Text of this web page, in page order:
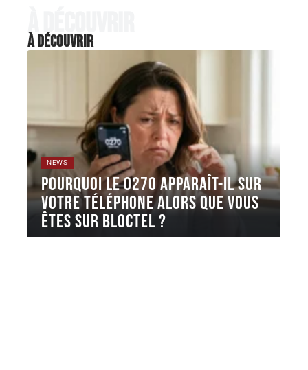
À découvrir
À découvrir
NEWS
Pourquoi le 0270 apparaît-il sur
votre téléphone alors que vous
êtes sur Bloctel ?